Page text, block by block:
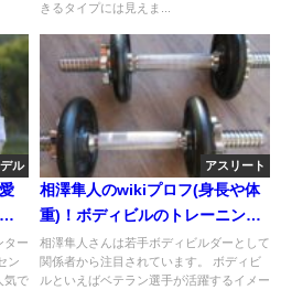
きるタイプには見えま...
ル
ター
ン
気で
アスリート
相澤隼人のwikiプロフ(身長や体
重)！ボディビルのトレーニング
や食事が気になる！
相澤隼人さんは若手ボディビルダーとして
関係者から注目されています。 ボディビ
ルといえばベテラン選手が活躍するイメー